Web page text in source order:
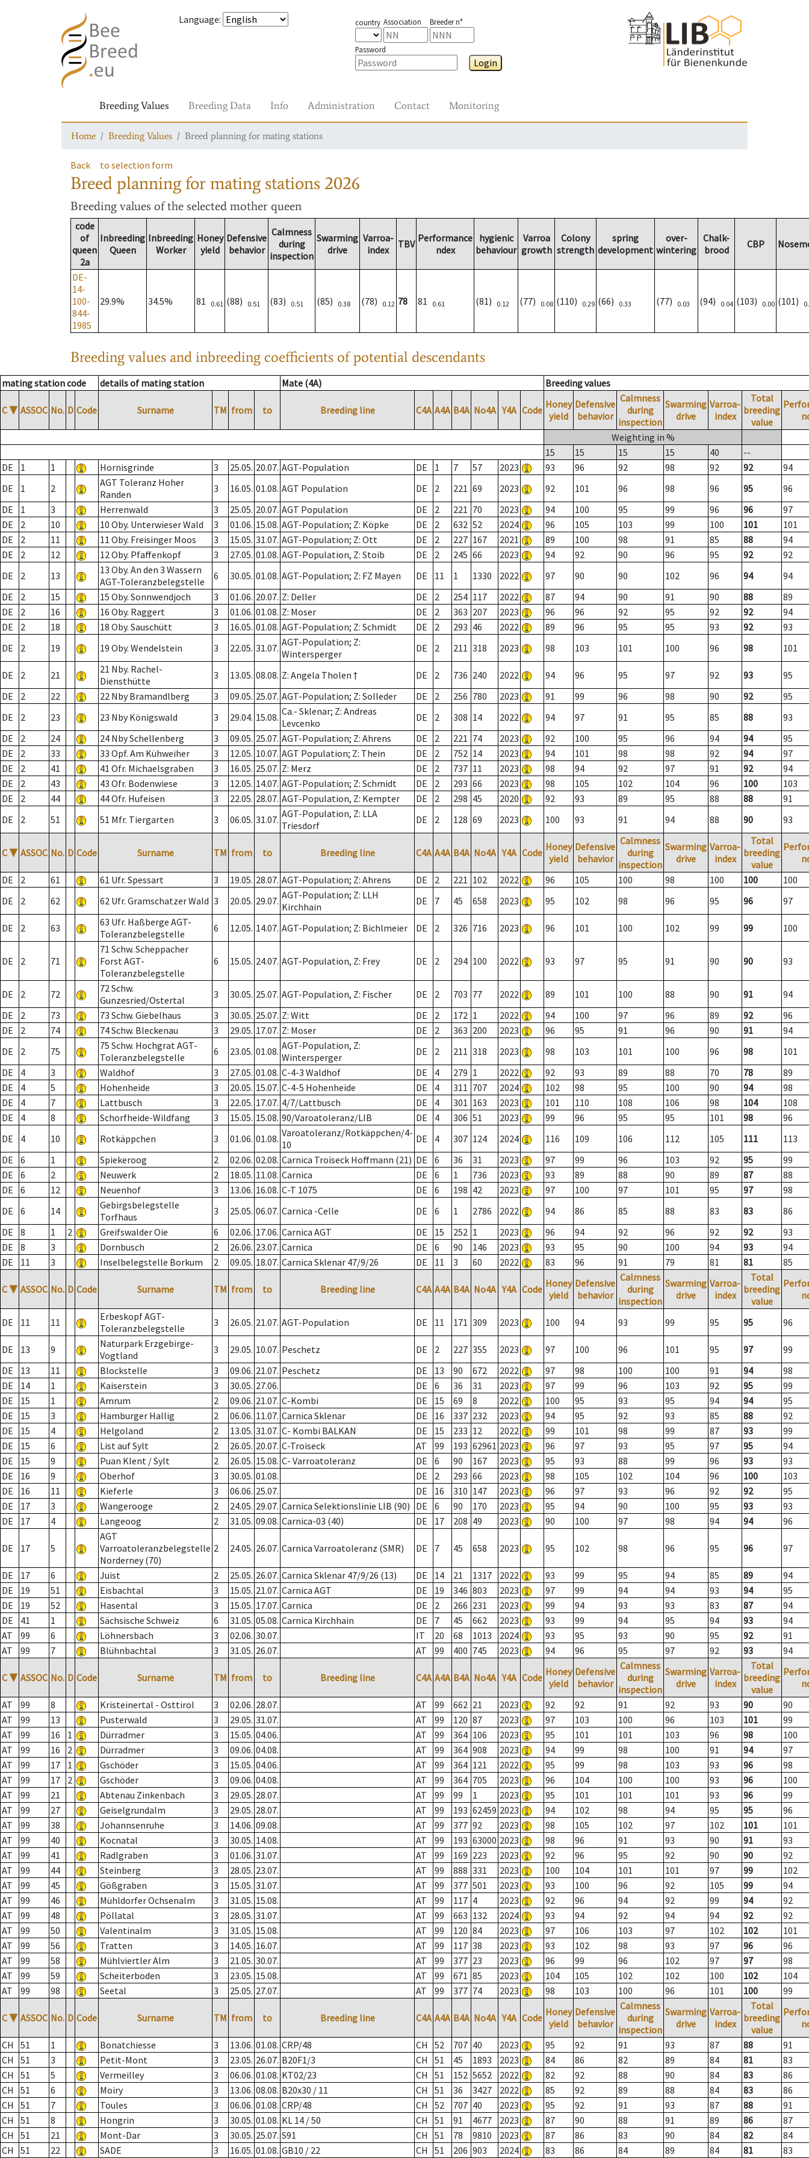
Language: country Association Breeder n°
Password
Login
Breeding Values Breeding Data Info Administration Contact Monitoring
Home Breeding Values Breed planning for mating stations
Back to selection form
Breed planning for mating stations 2026
Breeding values of the selected mother queen
code
of
queen
2a
Inbreeding
Queen
Inbreeding
Worker
Honey
yield
Defensive
behavior
Calmness
during
inspection
Swarming
drive
Varroa-
index
TBV Performance
ndex
hygienic
behaviour
Varroa
growth
Colony
strength
spring
development
over-
wintering
Chalk-
brood
CBP
DE-
14-
100-
844-
1985
29.9% 34.5% 81 0.61 (88) 0.51 (83) 0.51 (85) 0.38 (78) 0.12 78 81 0.61 (81) 0.12 (77) 0.08 (110) 0.29 (66) 0.33 (77) 0.03 (94) 0.04 (103) 0.00 (101)
Breeding values and inbreeding coefficients of potential descendants
mating station code details of mating station Mate (4A) Breeding values
C ▼ ASSOC No. D Code Surname TM from to Breeding line C4A A4A B4A No4A Y4A Code Honey
yield
Defensive
behavior
Calmness
during
inspection
Swarming
drive
Varroa-
index
Total
breeding
value
Weighting in %
15
15 15 15 40
--
DE
1 1 Hornisgrinde 3 25.05. 20.07. AGT-Population DE 1 7 57 2023 93 96 92 98 92 92
94
DE
1 2
AGT Toleranz Hoher
Randen
3 16.05. 01.08. AGT Population DE 2 221 69 2023 92 101 96 98 96 95
96
DE
1 3 Herrenwald 3 25.05. 20.07. AGT Population DE 2 221 70 2023 94 100 95 99 96 96
97
DE
2 10 10 Oby. Unterwieser Wald 3 01.06. 15.08. AGT-Population; Z: Köpke DE 2 632 52 2024 96 105 103 99 100 101
101
DE
2 11 11 Oby. Freisinger Moos 3 15.05. 31.07. AGT-Population; Z: Ott DE 2 227 167 2021 89 100 98 91 85 88
94
DE
2 12 12 Oby. Pfaffenkopf 3 27.05. 01.08. AGT-Population, Z: Stoib DE 2 245 66 2023 94 92 90 96 95 92
92
DE
2 13
13 Oby. An den 3 Wassern
AGT-Toleranzbelegstelle
6 30.05. 01.08. AGT-Population; Z: FZ Mayen DE 11 1 1330 2022 97 90 90 102 96 94
94
DE
2 15 15 Oby. Sonnwendjoch 3 01.06. 20.07. Z: Deller DE 2 254 117 2022 87 94 90 91 90 88
89
DE
2 16 16 Oby. Raggert 3 01.06. 01.08. Z: Moser DE 2 363 207 2023 96 96 92 95 92 92
94
DE
2 18 18 Oby. Sauschütt 3 16.05. 01.08. AGT-Population; Z: Schmidt DE 2 293 46 2022 89 96 95 95 93 92
93
DE
2 19 19 Oby. Wendelstein 3 22.05. 31.07. AGT-Population; Z:
Wintersperger
DE 2 211 318 2023 98 103 101 100 96 98 101
DE 2 21
21 Nby. Rachel-
Diensthütte
3 13.05. 08.08. Z: Angela Tholen † DE 2 736 240 2022 94 96 95 97 92 93
95
DE
2 22 22 Nby Bramandlberg 3 09.05. 25.07. AGT-Population; Z: Solleder DE 2 256 780 2023 91 99 96 98 90 92
95
DE
2 23 23 Nby Königswald 3 29.04. 15.08. Ca.- Sklenar; Z: Andreas
Levcenko
DE 2 308 14 2022 94 97 91 95 85 88
93
DE
2 24 24 Nby Schellenberg 3 09.05. 25.07. AGT-Population; Z: Ahrens DE 2 221 74 2023 92 100 95 96 94 94
95
DE
2 33 33 Opf. Am Kühweiher 3 12.05. 10.07. AGT Population; Z: Thein DE 2 752 14 2023 94 101 98 98 92 94
97
DE
2 41 41 Ofr. Michaelsgraben 3 16.05. 25.07. Z: Merz DE 2 737 11 2023 98 94 92 97 91 92
94
DE
2 43 43 Ofr. Bodenwiese 3 12.05. 14.07. AGT-Population; Z: Schmidt DE 2 293 66 2023 98 105 102 104 96 100
103
DE
2 44 44 Ofr. Hufeisen 3 22.05. 28.07. AGT-Population, Z: Kempter DE 2 298 45 2020 92 93 89 95 88 88
91
DE
2 51 51 Mfr. Tiergarten 3 06.05. 31.07. AGT-Population, Z: LLA
Triesdorf
DE 2 128 69 2023 100 93 91 94 88 90 93
C ▼ ASSOC No. D Code Surname TM from to Breeding line C4A A4A B4A No4A Y4A Code Honey
yield
Defensive
behavior
Calmness
during
inspection
Swarming
drive
Varroa-
index
Total
breeding
value
DE
2 61 61 Ufr. Spessart 3 19.05. 28.07. AGT-Population; Z: Ahrens DE 2 221 102 2022 96 105 100 98 100 100
100
DE
2 62 62 Ufr. Gramschatzer Wald 3 20.05. 29.07. AGT-Population; Z: LLH
Kirchhain
DE 7 45 658 2023 95 102 98 96 95 96 97
DE 2 63
63 Ufr. Haßberge AGT-
Toleranzbelegstelle
6 12.05. 14.07. AGT-Population; Z: Bichlmeier DE 2 326 716 2023 96 101 100 102 99 99 100
DE 2 71
71 Schw. Scheppacher
Forst AGT-
Toleranzbelegstelle
6 15.05. 24.07. AGT-Population, Z: Frey DE 2 294 100 2022 93 97 95 91 90 90 93
DE 2 72
72 Schw.
Gunzesried/Ostertal
3 30.05. 25.07. AGT-Population, Z: Fischer DE 2 703 77 2022 89 101 100 88 90 91
94
DE
2 73 73 Schw. Giebelhaus 3 30.05. 25.07. Z: Witt DE 2 172 1 2022 94 100 97 96 89 92
96
DE
2 74 74 Schw. Bleckenau 3 29.05. 17.07. Z: Moser DE 2 363 200 2023 96 95 91 96 90 91
94
DE
2 75
75 Schw. Hochgrat AGT-
Toleranzbelegstelle
6 23.05. 01.08. AGT-Population, Z:
Wintersperger
DE 2 211 318 2023 98 103 101 100 96 98
101
DE
4 3 Waldhof 3 27.05. 01.08. C-4-3 Waldhof DE 4 279 1 2022 92 93 89 88 70 78
89
DE
4 5 Hohenheide 3 20.05. 15.07. C-4-5 Hohenheide DE 4 311 707 2024 102 98 95 100 90 94
98
DE
4 7 Lattbusch 3 22.05. 17.07. 4/7/Lattbusch DE 4 301 163 2023 101 110 108 106 98 104
108
DE
4 8 Schorfheide-Wildfang 3 15.05. 15.08. 90/Varoatoleranz/LIB DE 4 306 51 2023 99 96 95 95 101 98
96
DE
4 10 Rotkäppchen 3 01.06. 01.08. Varoatoleranz/Rotkäppchen/4-
10
DE 4 307 124 2024 116 109 106 112 105 111
113
DE
6 1 Spiekeroog 2 02.06. 02.08. Carnica Troiseck Hoffmann (21) DE 6 36 31 2023 97 99 96 103 92 95
99
DE
6 2 Neuwerk 2 18.05. 11.08. Carnica DE 6 1 736 2023 93 89 88 90 89 87
88
DE
6 12 Neuenhof 3 13.06. 16.08. C-T 1075 DE 6 198 42 2023 97 100 97 101 95 97
98
DE
6 14
Gebirgsbelegstelle
Torfhaus
3 25.05. 06.07. Carnica -Celle DE 6 1 2786 2022 94 86 85 88 83 83
86
DE
8 1 2 Greifswalder Oie 6 02.06. 17.06. Carnica AGT DE 15 252 1 2023 96 94 92 96 92 92
93
DE
8 3 Dornbusch 2 26.06. 23.07. Carnica DE 6 90 146 2023 93 95 90 100 94 93
94
DE
11 3 Inselbelegstelle Borkum 2 09.05. 18.07. Carnica Sklenar 47/9/26 DE 11 3 60 2022 83 96 91 79 81 81 85
C ▼ ASSOC No. D Code Surname TM from to Breeding line C4A A4A B4A No4A Y4A Code Honey
yield
Defensive
behavior
Calmness
during
inspection
Swarming
drive
Varroa-
index
Total
breeding
value
DE 11 11
Erbeskopf AGT-
Toleranzbelegstelle
3 26.05. 21.07. AGT-Population DE 11 171 309 2023 100 94 93 99 95 95 96
DE 13 9
Naturpark Erzgebirge-
Vogtland
3 29.05. 10.07. Peschetz DE 2 227 355 2023 97 100 96 101 95 97
99
DE
13 11 Blockstelle 3 09.06. 21.07. Peschetz DE 13 90 672 2022 97 98 100 100 91 94
98
DE
14 1 Kaiserstein 3 30.05. 27.06. DE 6 36 31 2023 97 99 96 103 92 95
99
DE
15 1 Amrum 2 09.06. 21.07. C-Kombi DE 15 69 8 2022 100 95 93 95 94 94
95
DE
15 3 Hamburger Hallig 2 06.06. 11.07. Carnica Sklenar DE 16 337 232 2023 94 95 92 93 85 88
92
DE
15 4 Helgoland 2 13.05. 31.07. C- Kombi BALKAN DE 15 233 12 2022 99 101 98 99 87 93
99
DE
15 6 List auf Sylt 2 26.05. 20.07. C-Troiseck AT 99 193 62961 2023 96 97 93 95 97 95
94
DE
15 9 Puan Klent / Sylt 2 26.05. 15.08. C- Varroatoleranz DE 6 90 167 2023 95 93 88 99 96 93
93
DE
16 9 Oberhof 3 30.05. 01.08. DE 2 293 66 2023 98 105 102 104 96 100
103
DE
16 11 Kieferle 3 06.06. 25.07. DE 16 310 147 2023 96 97 93 96 92 92
95
DE
17 3 Wangerooge 2 24.05. 29.07. Carnica Selektionslinie LIB (90) DE 6 90 170 2023 95 94 90 100 95 93
93
DE
17 4 Langeoog 2 31.05. 09.08. Carnica-03 (40) DE 17 208 49 2023 90 100 97 98 94 94 96
DE 17 5
AGT
Varroatoleranzbelegstelle
Norderney (70)
2 24.05. 26.07. Carnica Varroatoleranz (SMR) DE 7 45 658 2023 95 102 98 96 95 96 97
DE 17 6 Juist 2 25.05. 26.07. Carnica Sklenar 47/9/26 (13) DE 14 21 1317 2022 93 99 95 94 85 89
94
DE
19 51 Eisbachtal 3 15.05. 21.07. Carnica AGT DE 19 346 803 2023 97 99 94 94 93 94
95
DE
19 52 Hasental 3 15.05. 17.07. Carnica DE 2 266 231 2023 99 94 93 93 83 87
94
DE
41 1 Sächsische Schweiz 6 31.05. 05.08. Carnica Kirchhain DE 7 45 662 2023 93 99 94 95 94 93
94
AT
99 6 Löhnersbach 3 02.06. 30.07. IT 20 68 1013 2024 93 95 93 90 95 92
91
AT
99 7 Blühnbachtal 3 31.05. 26.07. AT 99 400 745 2023 94 96 95 97 92 93 94
C ▼ ASSOC No. D Code Surname TM from to Breeding line C4A A4A B4A No4A Y4A Code Honey
yield
Defensive
behavior
Calmness
during
inspection
Swarming
drive
Varroa-
index
Total
breeding
value
AT
99 8 Kristeinertal - Osttirol 3 02.06. 28.07. AT 99 662 21 2023 92 92 91 92 93 90
90
AT
99 13 Pusterwald 3 29.05. 31.07. AT 99 120 87 2023 97 103 100 96 103 101
99
AT
99 16 1 Dürradmer 3 15.05. 04.06. AT 99 364 106 2023 95 101 101 103 96 98
100
AT
99 16 2 Dürradmer 3 09.06. 04.08. AT 99 364 908 2023 94 99 98 100 91 94
97
AT
99 17 1 Gschöder 3 15.05. 04.06. AT 99 364 121 2022 95 99 98 103 93 96
98
AT
99 17 2 Gschöder 3 09.06. 04.08. AT 99 364 705 2023 96 104 100 100 93 96
100
AT
99 21 Abtenau Zinkenbach 3 29.05. 28.07. AT 99 99 1 2023 95 101 101 101 93 96
99
AT
99 27 Geiselgrundalm 3 29.05. 28.07. AT 99 193 62459 2023 94 102 98 94 95 95
96
AT
99 38 Johannsenruhe 3 14.06. 09.08. AT 99 377 92 2023 98 105 102 97 102 101
101
AT
99 40 Kocnatal 3 30.05. 14.08. AT 99 193 63000 2023 98 96 91 93 90 91
93
AT
99 41 Radlgraben 3 01.06. 31.07. AT 99 169 223 2023 92 96 95 92 90 90
92
AT
99 44 Steinberg 3 28.05. 23.07. AT 99 888 331 2023 100 104 101 101 97 99
102
AT
99 45 Gößgraben 3 15.05. 31.07. AT 99 377 501 2023 93 100 96 92 105 99
94
AT
99 46 Mühldorfer Ochsenalm 3 31.05. 15.08. AT 99 117 4 2023 92 96 94 92 99 94
92
AT
99 48 Pöllatal 3 28.05. 31.07. AT 99 663 132 2024 93 94 92 94 94 92
92
AT
99 50 Valentinalm 3 31.05. 15.08. AT 99 120 84 2023 97 106 103 97 102 102
101
AT
99 56 Tratten 3 14.05. 16.07. AT 99 117 38 2023 93 102 98 93 97 96
96
AT
99 58 Mühlviertler Alm 3 21.05. 30.07. AT 99 377 23 2023 96 99 96 102 97 97
98
AT
99 59 Scheiterboden 3 23.05. 15.08. AT 99 671 85 2023 104 105 102 102 100 102
104
AT
99 98 Seetal 3 25.05. 27.07. AT 99 377 74 2023 98 103 100 96 101 100 99
C ▼ ASSOC No. D Code Surname TM from to Breeding line C4A A4A B4A No4A Y4A Code Honey
yield
Defensive
behavior
Calmness
during
inspection
Swarming
drive
Varroa-
index
Total
breeding
value
CH
51 1 Bonatchiesse 3 13.06. 01.08. CRP/48 CH 52 707 40 2023 95 92 91 93 87 88
91
CH
51 3 Petit-Mont 3 23.05. 26.07. B20F1/3 CH 51 45 1893 2023 84 86 82 89 84 81
83
CH
51 5 Vermeilley 3 06.06. 01.08. KT02/23 CH 51 152 5652 2022 82 92 88 90 84 83
86
CH
51 6 Moiry 3 13.06. 08.08. B20x30 / 11 CH 51 36 3427 2022 85 92 89 88 84 83
86
CH
51 7 Toules 3 06.06. 01.08. CRP/48 CH 52 707 40 2023 95 92 91 93 87 88
91
CH
51 8 Hongrin 3 30.05. 01.08. KL 14 / 50 CH 51 91 4677 2023 87 90 88 91 89 86
87
CH
51 21 Mont-Dar 3 30.05. 25.07. S91 CH 51 78 9810 2023 87 86 83 90 84 82
84
CH
51 22 SADE 3 16.05. 01.08. GB10 / 22 CH 51 206 903 2024 83 86 84 89 84 81 83